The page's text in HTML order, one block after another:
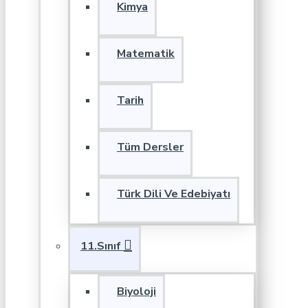
Kimya
Matematik
Tarih
Tüm Dersler
Türk Dili Ve Edebiyatı
11.Sınıf
Biyoloji